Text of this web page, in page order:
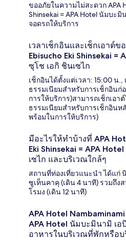
ขออภัยในความไม่สะดวก APA
Shinsekai = APA Hotel นัมบะ
จอดรถให้บริการ
เวลาเช็กอินและเช็กเอาต์ข
Ebisucho Eki Shinsekai
ซุโช เอกิ ชินเซไก
เช็กอินได้ตั้งแต่เวลา: 15:00 น
ธรรมเนียมสำหรับการเช็กอิน
การให้บริการ)สามารถเช็กเอา
ธรรมเนียมสำหรับการเช็กอิน
พร้อมในการให้บริการ)
มีอะไรให้ทำบ้างที่ APA
Eki Shinsekai = APA
เซไก และบริเวณใกล้ๆ
สถานที่ท่องเที่ยวแนะนำ ได้แก่
ซูเท็นคาคุ (เดิน 4 นาที) รวมถึง
โรมง (เดิน 12 นาที)
APA Hotel Nambaminami
APA Hotel นัมบะมินามิ เอ
อาหารในบริเวณที่พักหรือบ